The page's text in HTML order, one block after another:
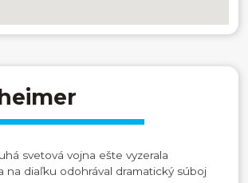
svetová vojna ešte vyzerala
na diaľku odohrával dramatický súboj